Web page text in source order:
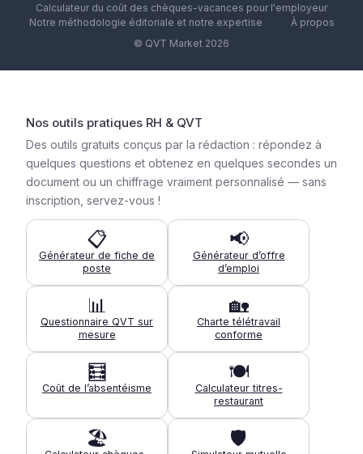
Calculateur du coût des chèques-vacances pour l'employeur
Notre méthodologie éditoriale et notre expertise
À propos
© QVT Market 2026
Nos outils pratiques RH & QVT
Des outils gratuits conçus par la rédaction : répondez à
quelques questions et obtenez en quelques secondes un
document ou un chiffrage vraiment personnalisé — sans
inscription, servez-vous !
📋
Générateur de fiche de
poste
📢
Générateur d’offre
d’emploi
📊
Questionnaire QVT sur
mesure
🏡
Charte télétravail
conforme
🧮
Coût de l’absentéisme
🍽️
Calculateur titres-
restaurant
🏖️ 🛡️